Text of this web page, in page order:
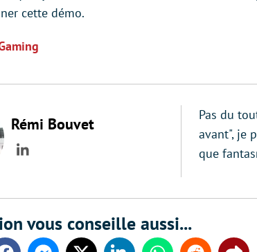
cette démo.
Rémi Bouvet
LinkedIn
Pas du
avant", je
que
vous conseille aussi...